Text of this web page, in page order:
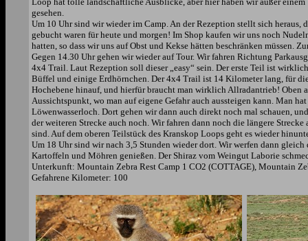
gesehen.
Um 10 Uhr sind wir wieder im Camp. An der Rezeption stellt sich
gebucht waren für heute und morgen! Im Shop kaufen wir uns noch
hatten, so dass wir uns auf Obst und Kekse hätten beschränken müssen.
Gegen 14.30 Uhr gehen wir wieder auf Tour. Wir fahren Richtung
4x4 Trail. Laut Rezeption soll dieser „easy“ sein. Der erste Teil ist
Büffel und einige Erdhörnchen. Der 4x4 Trail ist 14 Kilometer lang, für
Hochebene hinauf, und hierfür braucht man wirklich Allradantrieb! Oben
Aussichtspunkt, wo man auf eigene Gefahr auch aussteigen kann. Man
Löwenwasserloch. Dort gehen wir dann auch direkt noch mal schauen,
der weiteren Strecke auch noch. Wir fahren dann noch die längere
sind. Auf dem oberen Teilstück des Kranskop Loops geht es wieder
Um 18 Uhr sind wir nach 3,5 Stunden wieder dort. Wir werfen dann
Kartoffeln und Möhren genießen. Der Shiraz vom Weingut Laborie
Unterkunft: Mountain Zebra Rest Camp 1 CO2 (COTTAGE), Mountain
Gefahrene Kilometer: 100